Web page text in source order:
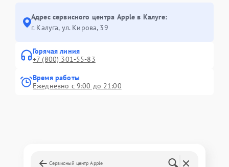
Адрес сервисного центра Apple в Калуге:
г. Калуга, ул. Кирова, 39
Горячая линия
+7 (800) 301-55-83
Время работы
Ежедневно с 9:00 до 21:00
Сервисный центр Apple